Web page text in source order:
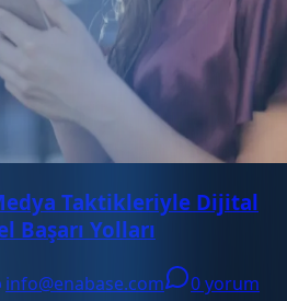
Taktikleriyle Dijital
Başarı Yolları
info@enabase.com
0 yorum